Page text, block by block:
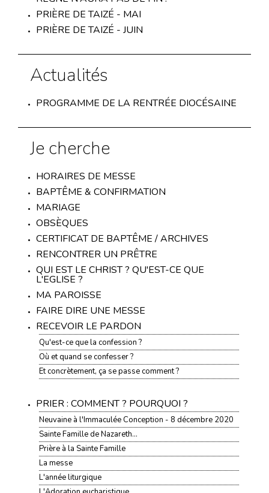
PRIÈRE DE TAIZÉ - MAI
PRIÈRE DE TAIZÉ - JUIN
Actualités
PROGRAMME DE LA RENTRÉE DIOCÉSAINE
Je cherche
HORAIRES DE MESSE
BAPTÊME & CONFIRMATION
MARIAGE
OBSÈQUES
CERTIFICAT DE BAPTÊME / ARCHIVES
RENCONTRER UN PRÊTRE
QUI EST LE CHRIST ? QU'EST-CE QUE
L'EGLISE ?
MA PAROISSE
FAIRE DIRE UNE MESSE
RECEVOIR LE PARDON
Qu'est-ce que la confession ?
Où et quand se confesser ?
Et concrètement, ça se passe comment ?
PRIER : COMMENT ? POURQUOI ?
Neuvaine à l'Immaculée Conception - 8 décembre 2020
Sainte Famille de Nazareth...
Prière à la Sainte Famille
La messe
L'année liturgique